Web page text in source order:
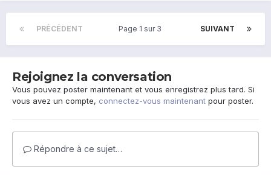
PRÉCÉDENT SUIVANT
Page 1 sur 3
Rejoignez la conversation
Vous pouvez poster maintenant et vous enregistrez plus tard. Si
vous avez un compte, connectez-vous maintenant pour poster.
Répondre à ce sujet…